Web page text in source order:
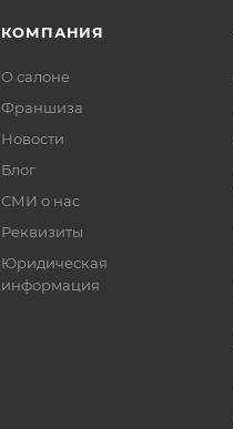
КОМПАНИЯ
О салоне
Франшиза
Новости
Блог
СМИ о нас
Реквизиты
Юридическая
информация